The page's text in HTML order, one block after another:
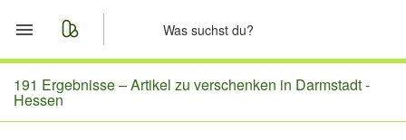
Start
Merkliste
191 Ergebnisse –Artikel zu verschenken in Darmstadt -
Hessen